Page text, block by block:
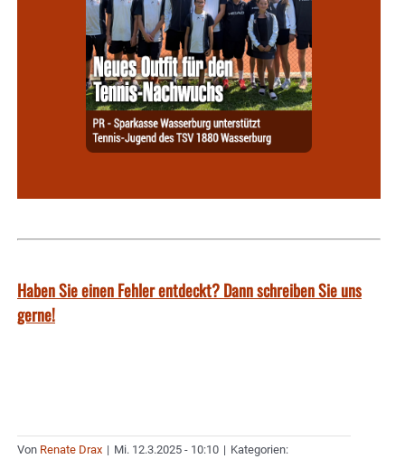
Haben Sie einen Fehler entdeckt? Dann schreiben Sie uns
gerne!
Von Renate Drax | Mi. 12.3.2025 - 10:10 | Kategorien: